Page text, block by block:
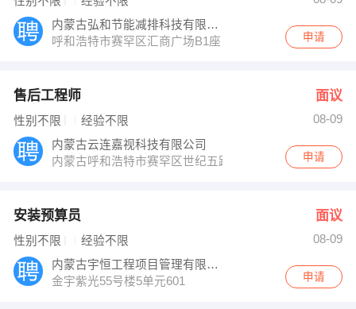
内蒙古弘和节能减排科技有限责任公司
呼和浩特市赛罕区汇商广场B1座
申请
售后工程师 面议
性别不限 经验不限
08-09
内蒙古云连嘉视科技有限公司
内蒙古呼和浩特市赛罕区世纪五路万豪长隆湾泽园6号楼
申请
安装预算员 面议
性别不限 经验不限
08-09
内蒙古宇恒工程项目管理有限公司
金宇紫光55号楼5单元601
申请